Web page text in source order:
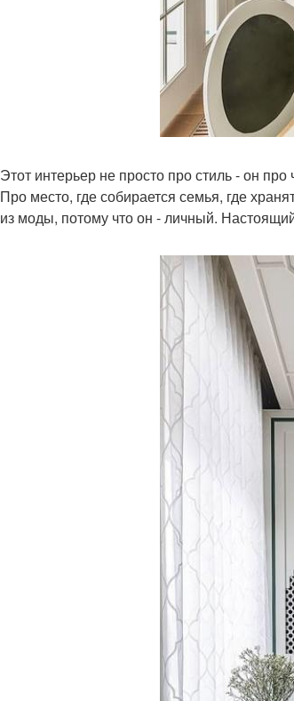
Этот интерьер не просто про стиль - он про
Про место, где собирается семья, где
из моды, потому что он - личный.